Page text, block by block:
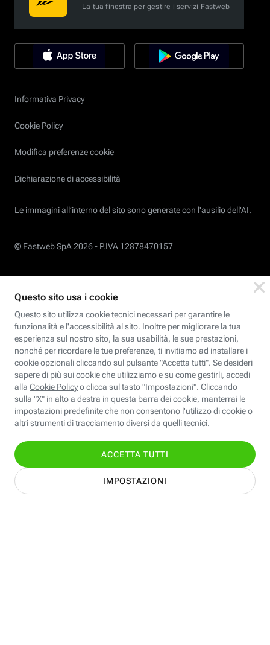
La tua finestra per gestire i servizi Fastweb
Informativa Privacy
Cookie Policy
Modifica preferenze cookie
Dichiarazione di accessibilità
Le immagini all’interno del sito sono generate con l'ausilio dell'AI.
© Fastweb SpA 2026 - P.IVA 12878470157